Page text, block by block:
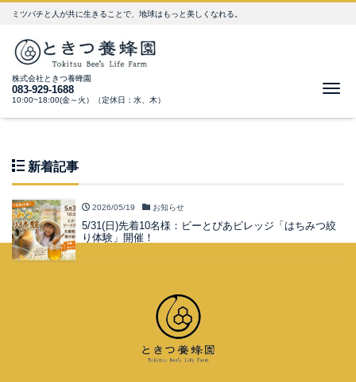
ミツバチと人が共に生きることで、地球はもっと美しくなれる。
株式会社ときつ養蜂園
083-929-1688
10:00~18:00(金～火）（定休日：水、木）
新着記事
2026/05/19 お知らせ
5/31(日)先着10名様：ビーとぴあビレッジ「はちみつ絞
り体験」開催！